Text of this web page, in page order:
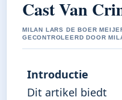
Cast Van
MILAN LARS DE BOER
GECONTROLEERD DOOR
Introductie
Dit artikel biedt